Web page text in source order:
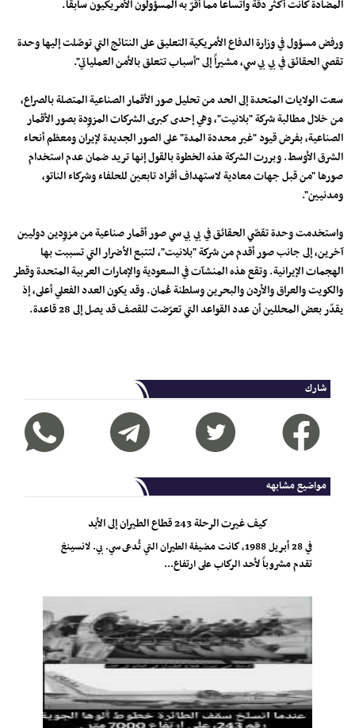
المضادة كانت أكثر دقة واتساعاً مما أقرّ به المسؤولون الأمريكيون سابقاً.
ورفض مسؤول في وزارة الدفاع الأمريكية التعليق على النتائج التي توصّلت إليها وحدة
تقصي الحقائق في بي بي سي، مشيراً إلى "أسباب تتعلق بالأمن العملياتي".
سعت الولايات المتحدة إلى الحد من تحليل صور الأقمار الصناعية المتصلة بالصراع،
من خلال مطالبة شركة "بلانيت"، وهي إحدى كبرى الشركات المزوِدة بصور الأقمار
الصناعية، بفرض قيود "غير محددة المدة" على الصور الجديدة لإيران ومعظم أنحاء
الشرق الأوسط. وبررت الشركة هذه الخطوة بالقول إنها تريد ضمان عدم استخدام
صورها "من قبل جهات معادية لاستهداف أفراد تابعين للحلفاء وشركاء الناتو،
ومدنيين".
واستخدمت وحدة تقصّي الحقائق في بي بي سي صور أقمار صناعية من مزوِدين دوليين
آخرين، إلى جانب صور أقدم من شركة "بلانيت"، لتتبع الأضرار التي تسببت بها
الهجمات الإيرانية. وتقع هذه المنشآت في السعودية والإمارات العربية المتحدة وقطر
والكويت والعراق والأردن والبحرين وسلطنة عُمان. وقد يكون العدد الفعلي أعلى، إذ
يقدّر بعض المحللين أن عدد القواعد التي تعرّضت للقصف قد يصل إلى 28 قاعدة.
شارك
مواضيع مشابهه
كيف غيرت الرحلة 243 قطاع الطيران إلى الأبد
في 28 أبريل 1988، كانت مضيفة الطيران التي تُدعى سي. بي. لانسينغ
تقدم مشروباً لأحد الركاب على ارتفاع...